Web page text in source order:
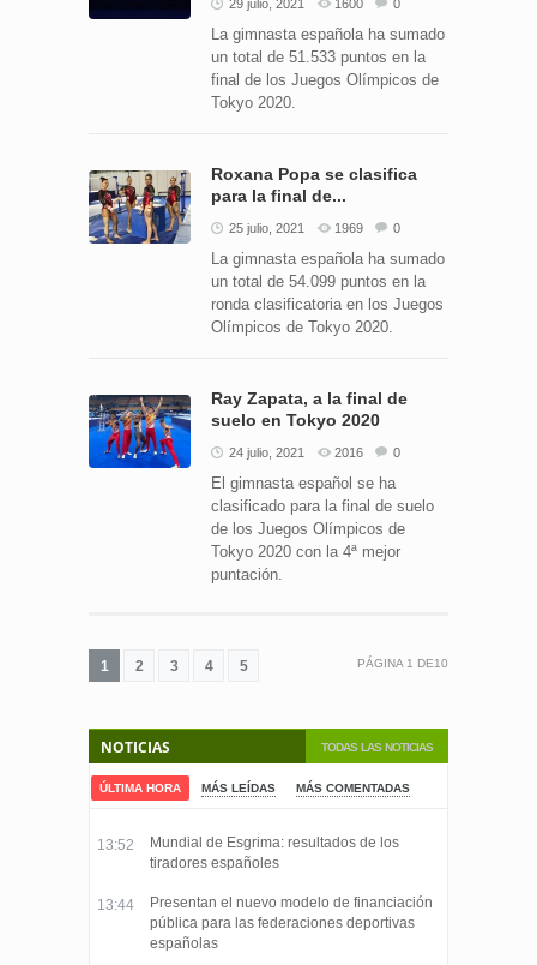
29 julio, 2021 1600 0
La gimnasta española ha sumado
un total de 51.533 puntos en la
final de los Juegos Olímpicos de
Tokyo 2020.
Roxana Popa se clasifica
para la final de...
25 julio, 2021 1969 0
La gimnasta española ha sumado
un total de 54.099 puntos en la
ronda clasificatoria en los Juegos
Olímpicos de Tokyo 2020.
Ray Zapata, a la final de
suelo en Tokyo 2020
24 julio, 2021 2016 0
El gimnasta español se ha
clasificado para la final de suelo
de los Juegos Olímpicos de
Tokyo 2020 con la 4ª mejor
puntación.
1 2 3 4 5 PÁGINA 1 DE10
TODAS LAS NOTICIAS
NOTICIAS
ÚLTIMA HORA MÁS LEÍDAS MÁS COMENTADAS
13:52
Mundial de Esgrima: resultados de los
tiradores españoles
13:44
Presentan el nuevo modelo de financiación
pública para las federaciones deportivas
españolas